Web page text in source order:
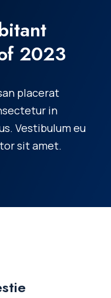
2023
placerat
in
Vestibulum eu
sit amet.